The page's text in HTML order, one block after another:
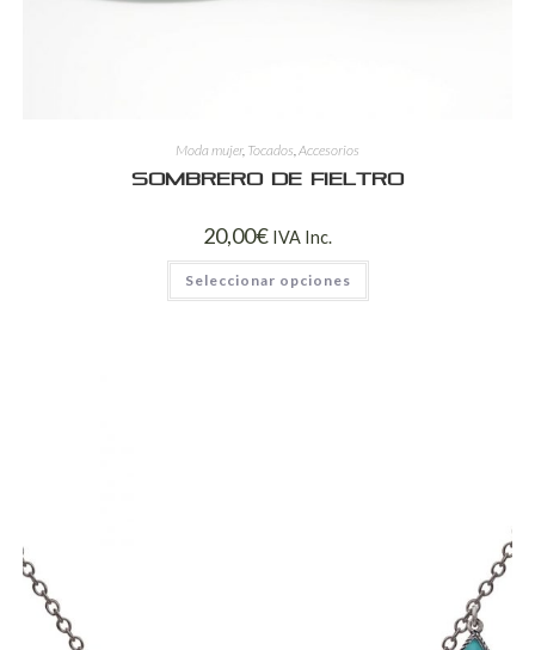
Moda mujer, Tocados,Accesorios
Sombrero de fieltro
20,00€ IVA Inc.
Seleccionar opciones